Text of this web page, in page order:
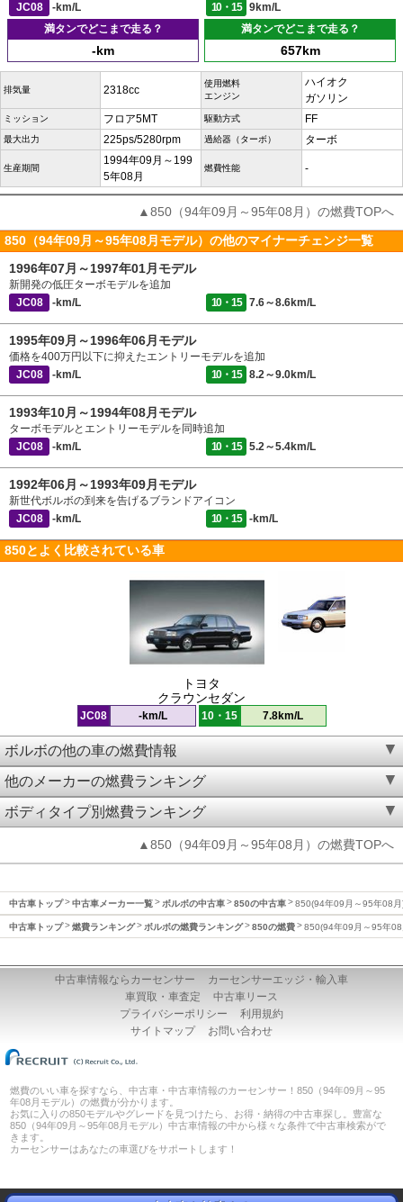
JC08
-km/L 10・15
9km/L
満タンでどこまで走る？
-km
満タンでどこまで走る？
657km
排気量 2318cc
使用燃料
エンジン
ハイオク
ガソリン
ミッション フロア5MT 駆動方式 FF
最大出力 225ps/5280rpm 過給器（ターボ） ターボ
生産期間
1994年09月～199
5年08月
燃費性能 -
▲850（94年09月～95年08月）の燃費TOPへ
850（94年09月～95年08月モデル）の他のマイナーチェンジ一覧
1996年07月～1997年01月モデル
新開発の低圧ターボモデルを追加
JC08
-km/L 10・15 7.6～8.6km/L
1995年09月～1996年06月モデル
価格を400万円以下に抑えたエントリーモデルを追加
JC08
-km/L 10・15 8.2～9.0km/L
1993年10月～1994年08月モデル
ターボモデルとエントリーモデルを同時追加
JC08
-km/L 10・15 5.2～5.4km/L
1992年06月～1993年09月モデル
新世代ボルボの到来を告げるブランドアイコン
JC08
-km/L 10・15 -km/L
850とよく比較されている車
トヨタ
クラウンセダン
JC08 -km/L 10・15 7.8km/L
ボルボの他の車の燃費情報
他のメーカーの燃費ランキング
ボディタイプ別燃費ランキング
▲850（94年09月～95年08月）の燃費TOPへ
中古車トップ 中古車メーカー一覧 ボルボの中古車 850の中古車 850(94年09月～95年08月
中古車トップ 燃費ランキング ボルボの燃費ランキング 850の燃費 850(94年09月～95年08
中古車情報ならカーセンサー
カーセンサーエッジ・輸入車
車買取・車査定
中古車リース
プライバシーポリシー
利用規約
サイトマップ
お問い合わせ
燃費のいい車を探すなら、中古車・中古車情報のカーセンサー！850（94年09月～95
年08月モデル）の燃費が分かります。
お気に入りの850モデルやグレードを見つけたら、お得・納得の中古車探し。豊富な
850（94年09月～95年08月モデル）中古車情報の中から様々な条件で中古車検索がで
きます。
カーセンサーはあなたの車選びをサポートします！